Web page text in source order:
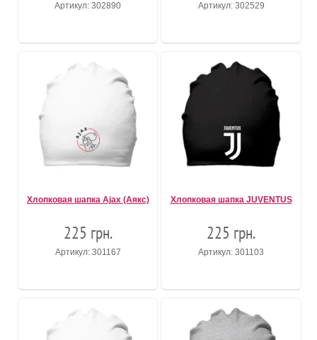
Артикул: 302890 Артикул: 302529
Хлопковая шапка Ajax (Аякс)
225 грн.
Артикул: 301167
Хлопковая шапка JUVENTUS
225 грн.
Артикул: 301103